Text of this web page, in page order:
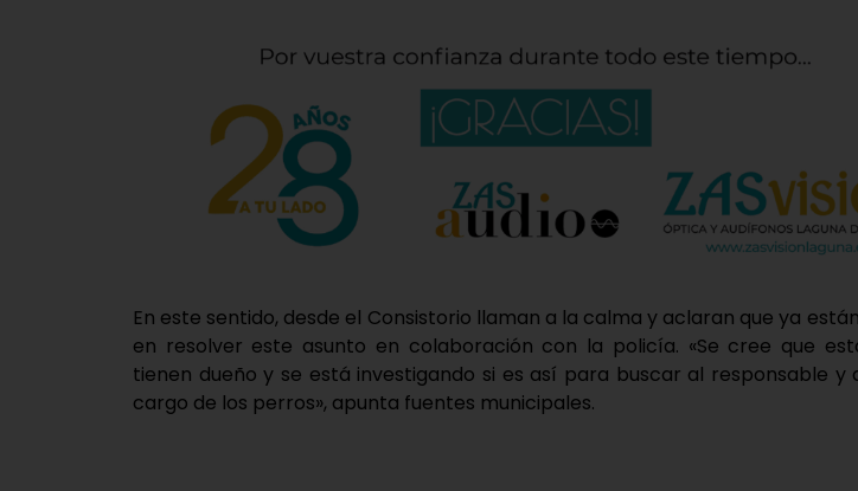
En este sentido, desde el Consistorio llaman a la calma y aclaran que ya
en resolver este asunto en colaboración con la policía. «Se cree que
tienen dueño y se está investigando si es así para buscar al responsable y
cargo de los perros», apunta fuentes municipales.